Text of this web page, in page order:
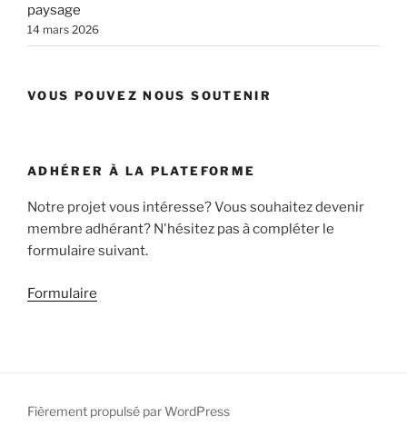
paysage
14 mars 2026
VOUS POUVEZ NOUS SOUTENIR
ADHÉRER À LA PLATEFORME
Notre projet vous intéresse? Vous souhaitez devenir
membre adhérant? N'hésitez pas à compléter le
formulaire suivant.
Formulaire
Fièrement propulsé par WordPress